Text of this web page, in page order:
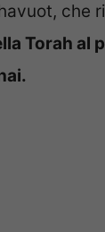
che
Torah al